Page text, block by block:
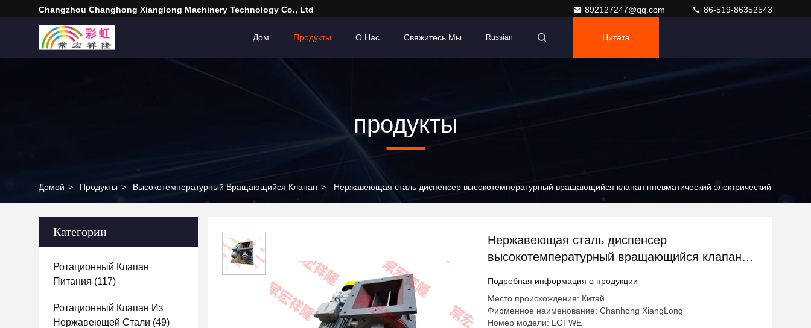
Changzhou Changhong Xianglong Machinery Technology Co., Ltd 892127247@qq.com 86-519-86352543
Дом Продукты О Нас Свяжитесь Мы Russian Цитата
продукты
Домой > Продукты > Высокотемпературный Вращающийся Клапан > Нержавеющая сталь диспенсер высокотемпературный вращающийся клапан пневматический электрический
Категории
Ротационный Клапан
Питания (117)
Ротационный Клапан Из
Нержавеющей Стали (49)
Нержавеющая сталь диспенсер
высокотемпературный вращающийся клапан
Подробная информация о продукции
Место происхождения: Китай
Фирменное наименование: Chanhong XiangLong
Номер модели: LGFWE